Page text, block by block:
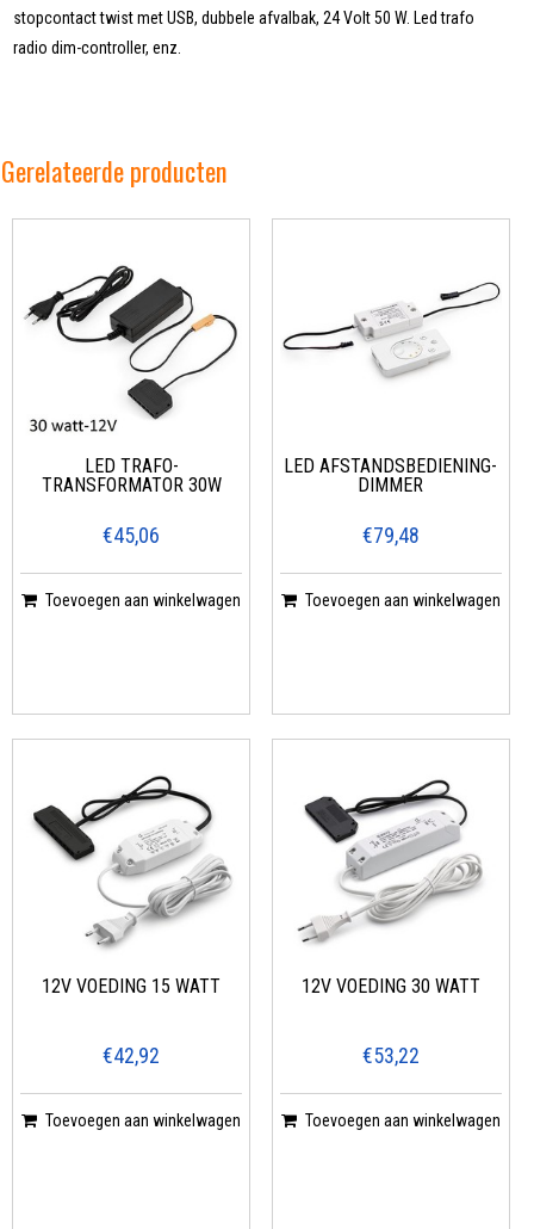
stopcontact twist met USB, dubbele afvalbak, 24 Volt 50 W. Led trafo
radio dim-controller, enz.
Gerelateerde producten
LED TRAFO-
TRANSFORMATOR 30W
€45,06
Toevoegen aan winkelwagen
LED AFSTANDSBEDIENING-
DIMMER
€79,48
Toevoegen aan winkelwagen
12V VOEDING 15 WATT
€42,92
Toevoegen aan winkelwagen
12V VOEDING 30 WATT
€53,22
Toevoegen aan winkelwagen